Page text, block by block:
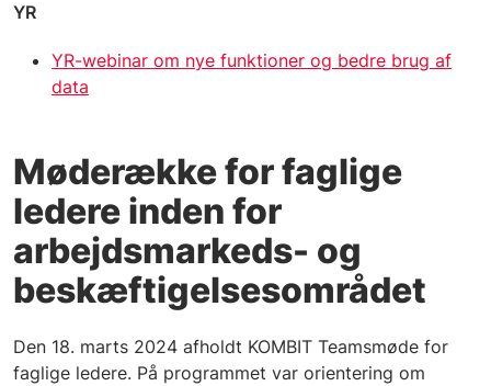
YR
YR-webinar om nye funktioner og bedre brug af
data
Møderække for faglige
ledere inden for
arbejdsmarkeds- og
beskæftigelsesområdet
Den 18. marts 2024 afholdt KOMBIT Teamsmøde for
faglige ledere. På programmet var orientering om